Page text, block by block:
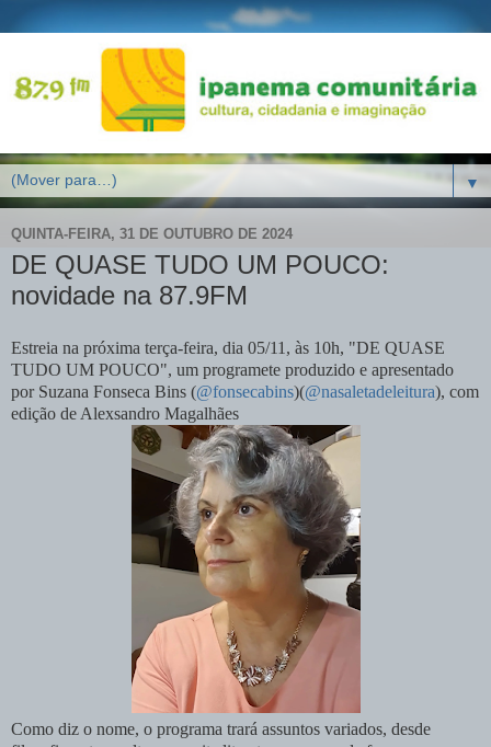
▼
QUINTA-FEIRA, 31 DE OUTUBRO DE 2024
DE QUASE TUDO UM POUCO:
novidade na 87.9FM
Estreia na próxima terça-feira, dia 05/11, às 10h, "DE QUASE
TUDO UM POUCO", um programete produzido e apresentado
por Suzana Fonseca Bins (@fonsecabins)(@nasaletadeleitura), com
edição de Alexsandro Magalhães
Como diz o nome, o programa trará assuntos variados, desde